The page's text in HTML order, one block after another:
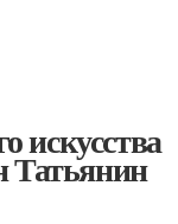
искусства
Татьянин